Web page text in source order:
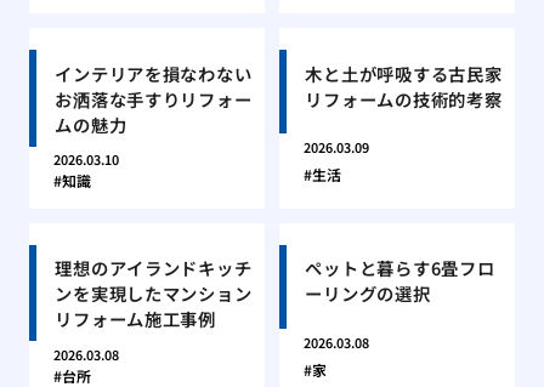
インテリアを損なわない
お洒落な手すりリフォー
ムの魅力
2026.03.10
知識
木と土が呼吸する古民家
リフォームの技術的考察
2026.03.09
生活
理想のアイランドキッチ
ンを実現したマンション
リフォーム施工事例
2026.03.08
台所
ペットと暮らす6畳フロ
ーリングの選択
2026.03.08
家